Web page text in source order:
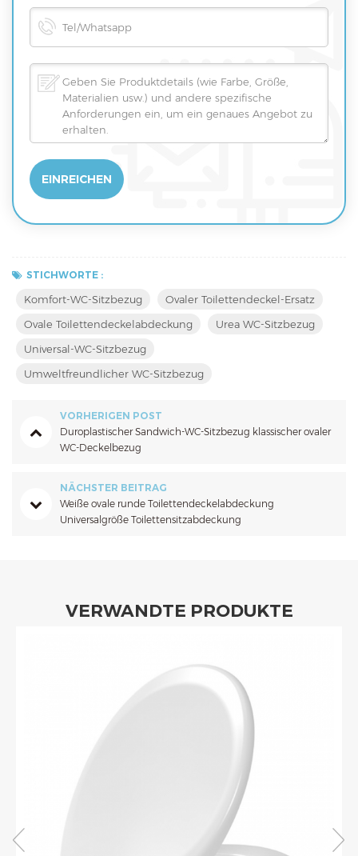
STICHWORTE :
Komfort-WC-Sitzbezug
Ovaler Toilettendeckel-Ersatz
Ovale Toilettendeckelabdeckung
Urea WC-Sitzbezug
Universal-WC-Sitzbezug
Umweltfreundlicher WC-Sitzbezug
VORHERIGEN POST
Duroplastischer Sandwich-WC-Sitzbezug klassischer ovaler
WC-Deckelbezug
NÄCHSTER BEITRAG
Weiße ovale runde Toilettendeckelabdeckung
Universalgröße Toilettensitzabdeckung
VERWANDTE PRODUKTE